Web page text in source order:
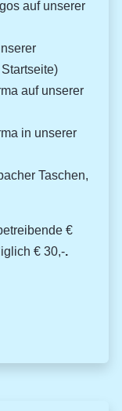
auf unserer
auf unserer
in unserer
Taschen,
€
€ 30,-.